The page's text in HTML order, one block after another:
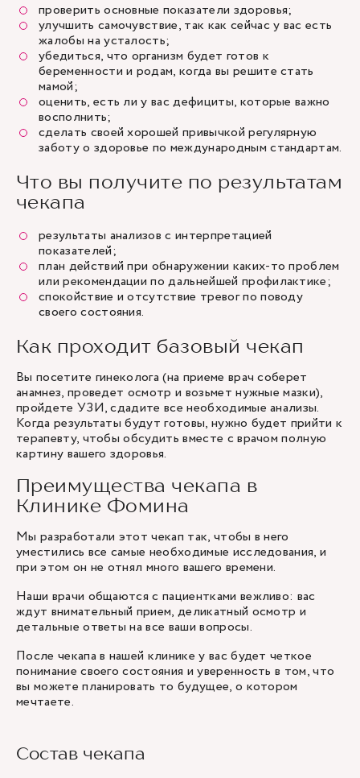
проверить основные показатели здоровья;
улучшить самочувствие, так как сейчас у вас есть
жалобы на усталость;
убедиться, что организм будет готов к
беременности и родам, когда вы решите стать
мамой;
оценить, есть ли у вас дефициты, которые важно
восполнить;
сделать своей хорошей привычкой регулярную
заботу о здоровье по международным стандартам.
Что вы получите по результатам
чекапа
результаты анализов с интерпретацией
показателей;
план действий при обнаружении каких-то проблем
или рекомендации по дальнейшей профилактике;
спокойствие и отсутствие тревог по поводу
своего состояния.
Как проходит базовый чекап
Вы посетите гинеколога (на приеме врач соберет
анамнез, проведет осмотр и возьмет нужные мазки),
пройдете УЗИ, сдадите все необходимые анализы.
Когда результаты будут готовы, нужно будет прийти к
терапевту, чтобы обсудить вместе с врачом полную
картину вашего здоровья.
Преимущества чекапа в
Клинике Фомина
Мы разработали этот чекап так, чтобы в него
уместились все самые необходимые исследования, и
при этом он не отнял много вашего времени.
Наши врачи общаются с пациентками вежливо: вас
ждут внимательный прием, деликатный осмотр и
детальные ответы на все ваши вопросы.
После чекапа в нашей клинике у вас будет четкое
понимание своего состояния и уверенность в том, что
вы можете планировать то будущее, о котором
мечтаете.
Состав чекапа